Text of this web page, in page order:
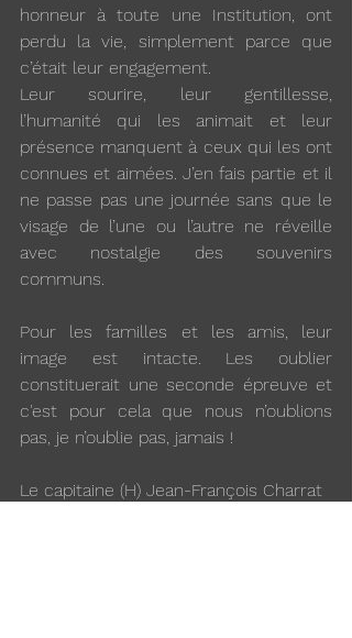
honneur à toute une Institution, ont
perdu la vie, simplement parce que
c’était leur engagement.
Leur sourire, leur gentillesse,
l’humanité qui les animait et leur
présence manquent à ceux qui les ont
connues et aimées. J’en fais partie et il
ne passe pas une journée sans que le
visage de l’une ou l’autre ne réveille
avec nostalgie des souvenirs
communs.
Pour les familles et les amis, leur
image est intacte. Les oublier
constituerait une seconde épreuve et
c'est pour cela que nous n’oublions
pas, je n’oublie pas, jamais !
Le capitaine (H) Jean-François Charrat